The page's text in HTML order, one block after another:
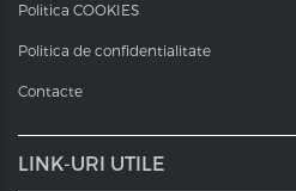
Politica COOKIES
Politica de confidentialitate
Contacte
LINK-URI UTILE